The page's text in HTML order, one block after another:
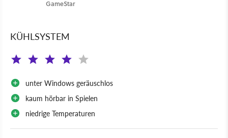
GameStar
KÜHLSYSTEM
unter Windows geräuschlos
kaum hörbar in Spielen
niedrige Temperaturen